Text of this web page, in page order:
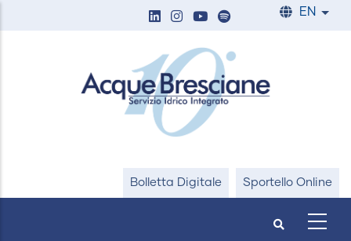
EN List
Bolletta Digitale Sportello Online